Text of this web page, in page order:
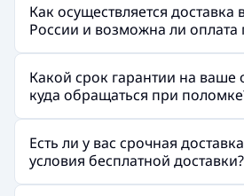
Как осуществляется доставка
России и возможна ли оплата
Какой срок гарантии на ваше
куда обращаться при
Есть ли у вас срочная
условия бесплатной доставки?